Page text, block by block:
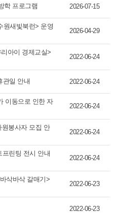
학 프로그램 2026-07-15
원새빛북런> 운영
2026-04-29
아이 경제교실>
2022-06-24
관일 안내 2022-06-24
이동으로 인한 자
2022-06-24
봉사자 모집 안
2022-06-24
프린팅 전시 안내
2022-06-24
삭바삭 갈매기>
2022-06-23
2022-06-23